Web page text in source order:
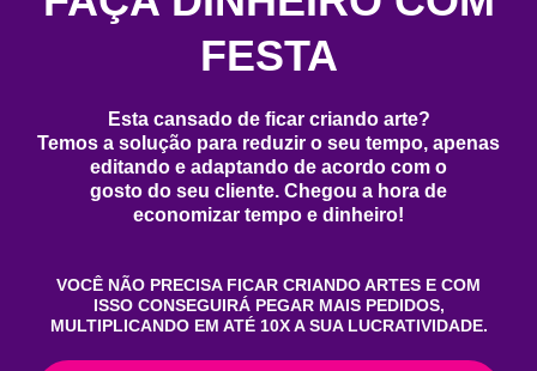
FESTA
Esta cansado de ficar criando arte?
Temos a solução para reduzir o seu tempo, apenas
editando e adaptando de acordo com o
gosto do seu cliente. Chegou a hora de
economizar tempo e dinheiro!
VOCÊ NÃO PRECISA FICAR CRIANDO ARTES E COM
ISSO CONSEGUIRÁ PEGAR MAIS PEDIDOS,
MULTIPLICANDO EM ATÉ 10X A SUA LUCRATIVIDADE.